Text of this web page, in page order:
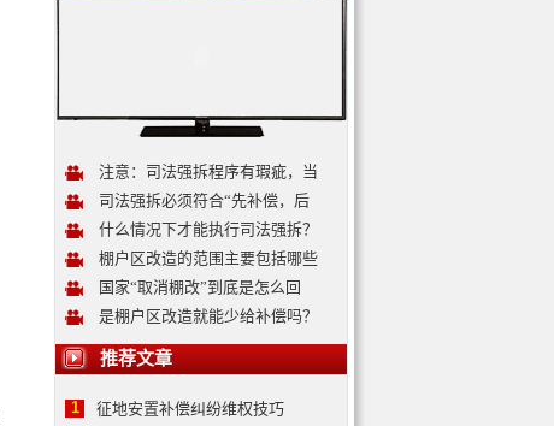
注意：司法强拆程序有瑕疵，当
司法强拆必须符合“先补偿，后
什么情况下才能执行司法强拆？
棚户区改造的范围主要包括哪些
国家“取消棚改”到底是怎么回
是棚户区改造就能少给补偿吗？
推荐文章
1
征地安置补偿纠纷维权技巧